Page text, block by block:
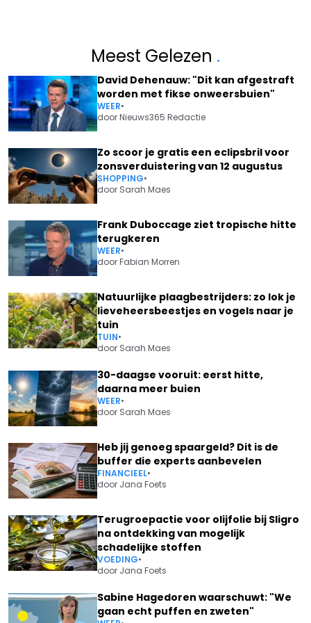
Meest Gelezen .
David Dehenauw: "Dit kan afgestraft
worden met fikse onweersbuien"
WEER•
doorNieuws365 Redactie
Zo scoor je gratis een eclipsbril voor
zonsverduistering van 12 augustus
SHOPPING•
door Sarah Maes
Frank Duboccage ziet tropische hitte
terugkeren
WEER•
doorFabian Morren
Natuurlijke plaagbestrijders: zo lok je
lieveheersbeestjes en vogels naar je
tuin
TUIN•
door Sarah Maes
30-daagse vooruit: eerst hitte,
daarna meer buien
WEER•
door Sarah Maes
Heb jij genoeg spaargeld? Dit is de
buffer die experts aanbevelen
FINANCIEEL•
door Jana Foets
Terugroepactie voor olijfolie bij Sligro
na ontdekking van mogelijk
schadelijke stoffen
VOEDING•
door Jana Foets
Sabine Hagedoren waarschuwt: "We
gaan echt puffen en zweten"